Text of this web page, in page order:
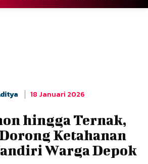
18 Januari 2026
hingga Ternak,
Ketahanan
Warga Depok